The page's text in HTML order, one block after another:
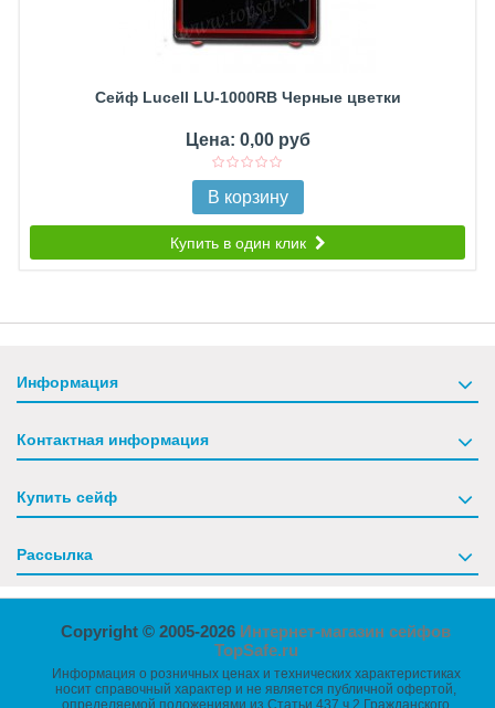
Сейф Lucell LU-1000RB Черные цветки
Цена: 0,00 руб
В корзину
Купить в один клик
Информация
Контактная информация
Купить сейф
Рассылка
Copyright © 2005-2026 Интернет-магазин сейфов
TopSafe.ru
Информация о розничных ценах и технических характеристиках
носит справочный характер и не является публичной офертой,